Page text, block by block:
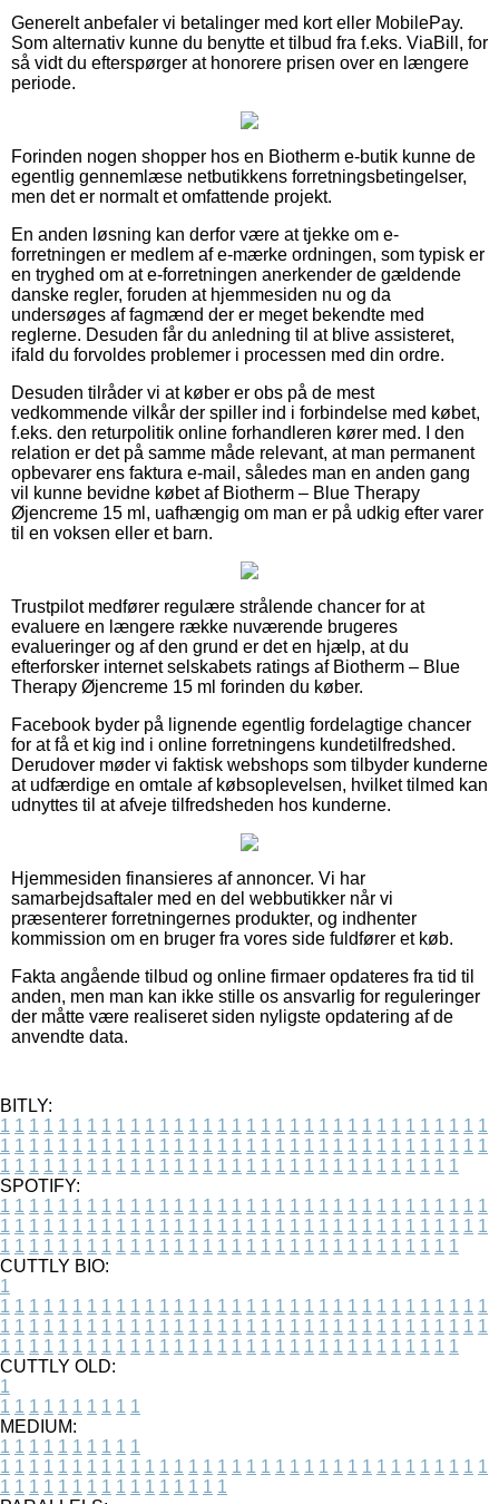
Generelt anbefaler vi betalinger med kort eller MobilePay.
Som alternativ kunne du benytte et tilbud fra f.eks. ViaBill, for
så vidt du efterspørger at honorere prisen over en længere
periode.
Forinden nogen shopper hos en Biotherm e-butik kunne de
egentlig gennemlæse netbutikkens forretningsbetingelser,
men det er normalt et omfattende projekt.
En anden løsning kan derfor være at tjekke om e-
forretningen er medlem af e-mærke ordningen, som typisk er
en tryghed om at e-forretningen anerkender de gældende
danske regler, foruden at hjemmesiden nu og da
undersøges af fagmænd der er meget bekendte med
reglerne. Desuden får du anledning til at blive assisteret,
ifald du forvoldes problemer i processen med din ordre.
Desuden tilråder vi at køber er obs på de mest
vedkommende vilkår der spiller ind i forbindelse med købet,
f.eks. den returpolitik online forhandleren kører med. I den
relation er det på samme måde relevant, at man permanent
opbevarer ens faktura e-mail, således man en anden gang
vil kunne bevidne købet af Biotherm – Blue Therapy
Øjencreme 15 ml, uafhængig om man er på udkig efter varer
til en voksen eller et barn.
Trustpilot medfører regulære strålende chancer for at
evaluere en længere række nuværende brugeres
evalueringer og af den grund er det en hjælp, at du
efterforsker internet selskabets ratings af Biotherm – Blue
Therapy Øjencreme 15 ml forinden du køber.
Facebook byder på lignende egentlig fordelagtige chancer
for at få et kig ind i online forretningens kundetilfredshed.
Derudover møder vi faktisk webshops som tilbyder kunderne
at udfærdige en omtale af købsoplevelsen, hvilket tilmed kan
udnyttes til at afveje tilfredsheden hos kunderne.
Hjemmesiden finansieres af annoncer. Vi har
samarbejdsaftaler med en del webbutikker når vi
præsenterer forretningernes produkter, og indhenter
kommission om en bruger fra vores side fuldfører et køb.
Fakta angående tilbud og online firmaer opdateres fra tid til
anden, men man kan ikke stille os ansvarlig for reguleringer
der måtte være realiseret siden nyligste opdatering af de
anvendte data.
BITLY:
1 1 1 1 1 1 1 1 1 1 1 1 1 1 1 1 1 1 1 1 1 1 1 1 1 1 1 1 1 1 1 1 1 1
1 1 1 1 1 1 1 1 1 1 1 1 1 1 1 1 1 1 1 1 1 1 1 1 1 1 1 1 1 1 1 1 1 1
1 1 1 1 1 1 1 1 1 1 1 1 1 1 1 1 1 1 1 1 1 1 1 1 1 1 1 1 1 1 1 1
SPOTIFY:
1 1 1 1 1 1 1 1 1 1 1 1 1 1 1 1 1 1 1 1 1 1 1 1 1 1 1 1 1 1 1 1 1 1
1 1 1 1 1 1 1 1 1 1 1 1 1 1 1 1 1 1 1 1 1 1 1 1 1 1 1 1 1 1 1 1 1 1
1 1 1 1 1 1 1 1 1 1 1 1 1 1 1 1 1 1 1 1 1 1 1 1 1 1 1 1 1 1 1 1
CUTTLY BIO:
1
1 1 1 1 1 1 1 1 1 1 1 1 1 1 1 1 1 1 1 1 1 1 1 1 1 1 1 1 1 1 1 1 1 1
1 1 1 1 1 1 1 1 1 1 1 1 1 1 1 1 1 1 1 1 1 1 1 1 1 1 1 1 1 1 1 1 1 1
1 1 1 1 1 1 1 1 1 1 1 1 1 1 1 1 1 1 1 1 1 1 1 1 1 1 1 1 1 1 1 1
CUTTLY OLD:
1
1 1 1 1 1 1 1 1 1 1
MEDIUM:
1 1 1 1 1 1 1 1 1 1
1 1 1 1 1 1 1 1 1 1 1 1 1 1 1 1 1 1 1 1 1 1 1 1 1 1 1 1 1 1 1 1 1 1
1 1 1 1 1 1 1 1 1 1 1 1 1 1 1 1